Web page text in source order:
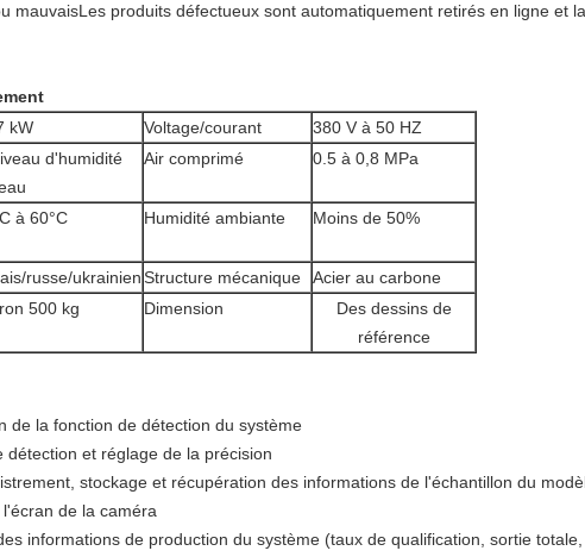
mauvaisLes produits défectueux sont automatiquement retirés en ligne et
kW Voltage/courant
380 V à 50 HZ
d'humidité
Air comprimé 0.5 à 0,8 MPa
à 60°C Humidité ambiante Moins de 50%
russe/ukrainienStructure mécanique
Acier au carbone
500 kg Dimension
Des dessins de
référence
de la fonction de détection du système
détection et réglage de la précision
stockage et récupération des informations de l'échantillon du
de la caméra
informations de production du système (taux de qualification, sortie